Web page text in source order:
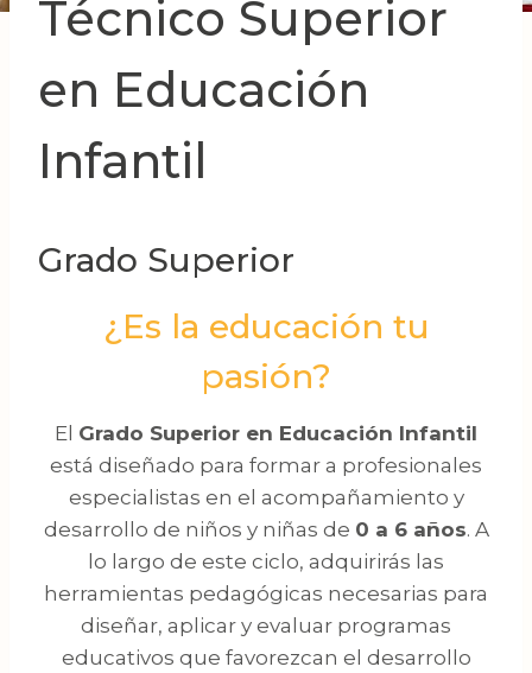
Técnico Superior
en Educación
Infantil
Grado Superior
¿Es la educación tu
pasión?
El Grado Superior en Educación Infantil
está diseñado para formar a profesionales
especialistas en el acompañamiento y
desarrollo de niños y niñas de 0 a 6 años. A
lo largo de este ciclo, adquirirás las
herramientas pedagógicas necesarias para
diseñar, aplicar y evaluar programas
educativos que favorezcan el desarrollo